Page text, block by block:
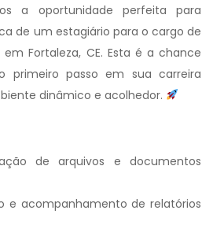
a oportunidade perfeita para
de um estagiário para o cargo de
Fortaleza, CE. Esta é a chance
primeiro passo em sua carreira
dinâmico e acolhedor.
de arquivos e documentos
e acompanhamento de relatórios